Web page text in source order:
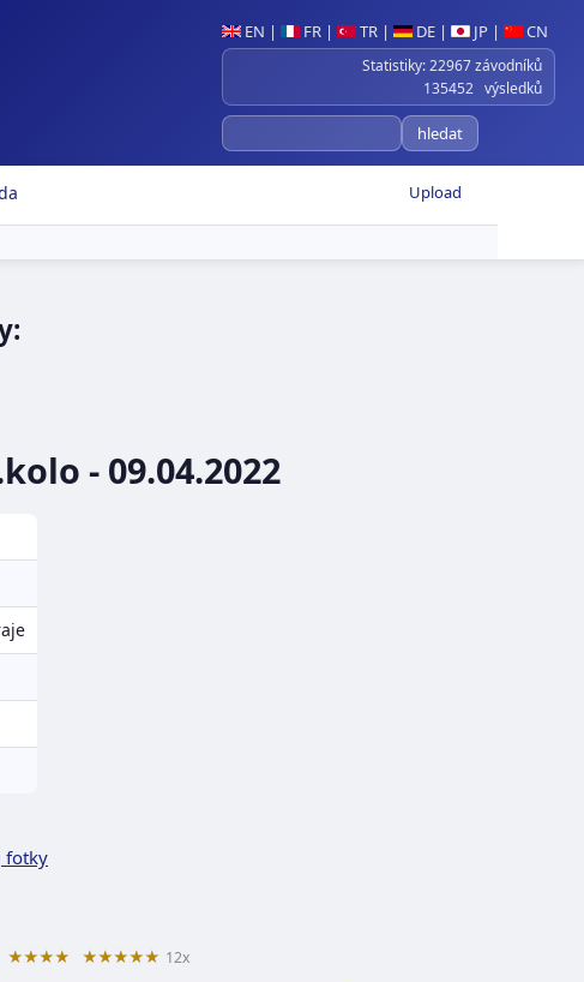
EN | FR | TR | DE | JP | CN
Statistiky: 22967 závodníků
135452 výsledků
Upload
- 09.04.2022
fotky
★★★★ ★★★★★ 12x